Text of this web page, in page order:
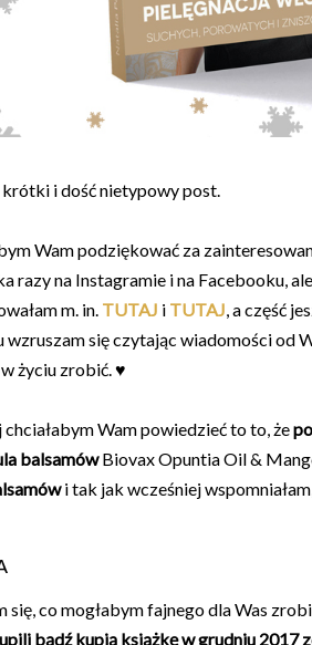
i dość nietypowy post.
Wam podziękować za
razy na Instagramie i na Facebooku,
m. in. TUTAJ i TUTAJ , a część
się czytając wiadomości od
życiu zrobić. ♥
Wam powiedzieć to to, że
balsamówBiovax Opuntia Oil &
i tak jak wcześniej
się, co mogłabym fajnego dla Was
bądź kupią książkę w grudniu 2017